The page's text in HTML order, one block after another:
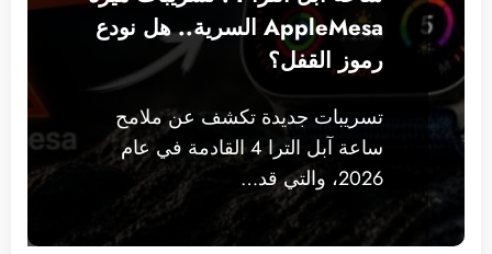
AppleMesa السرية.. هل نودع
رموز القفل؟
تسريبات جديدة تكشف عن ملامح
ساعة آبل الترا 4 القادمة في عام
2026، والتي قد…